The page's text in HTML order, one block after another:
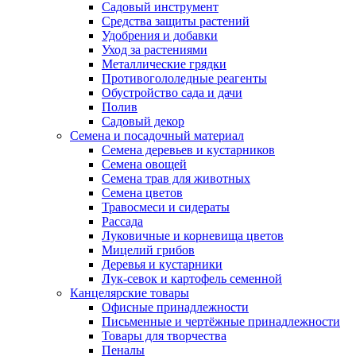
Садовый инструмент
Средства защиты растений
Удобрения и добавки
Уход за растениями
Металлические грядки
Противогололедные реагенты
Обустройство сада и дачи
Полив
Садовый декор
Семена и посадочный материал
Семена деревьев и кустарников
Семена овощей
Семена трав для животных
Семена цветов
Травосмеси и сидераты
Рассада
Луковичные и корневища цветов
Мицелий грибов
Деревья и кустарники
Лук-севок и картофель семенной
Канцелярские товары
Офисные принадлежности
Письменные и чертёжные принадлежности
Товары для творчества
Пеналы